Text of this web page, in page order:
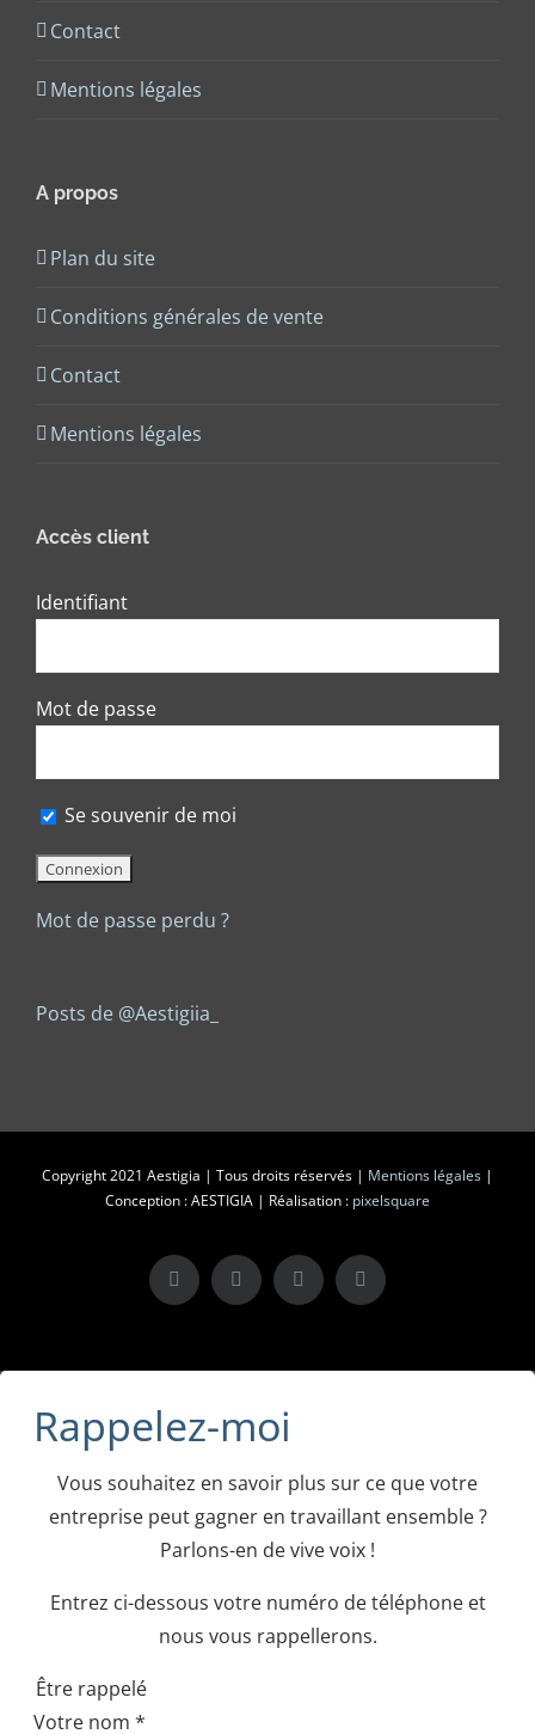
Contact
Mentions légales
A propos
Plan du site
Conditions générales de vente
Contact
Mentions légales
Accès client
Identifiant
Mot de passe
Se souvenir de moi
Mot de passe perdu ?
Posts de @Aestigiia_
Copyright 2021 Aestigia | Tous droits réservés | Mentions légales |
Conception : AESTIGIA | Réalisation : pixelsquare
X LinkedInInstagramFacebook
Rappelez-moi
Vous souhaitez en savoir plus sur ce que votre
entreprise peut gagner en travaillant ensemble ?
Parlons-en de vive voix !
Entrez ci-dessous votre numéro de téléphone et
nous vous rappellerons.
Être rappelé
Votre nom *